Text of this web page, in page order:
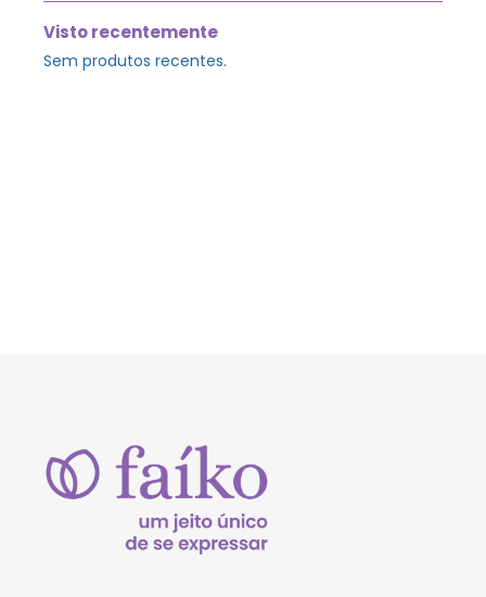
Visto recentemente
Sem produtos recentes.